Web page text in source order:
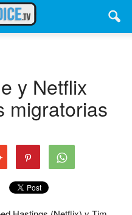
y Netflix
migratorias